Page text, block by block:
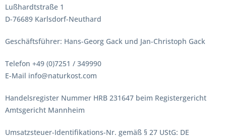
Lußhardtstraße 1
D-76689 Karlsdorf-Neuthard
Geschäftsführer: Hans-Georg Gack und Jan-Christoph Gack
Telefon +49 (0)7251 / 349990
E-Mail info@naturkost.com
Handelsregister Nummer HRB 231647 beim Registergericht
Amtsgericht Mannheim
Umsatzsteuer-Identifikations-Nr. gemäß § 27 UStG: DE